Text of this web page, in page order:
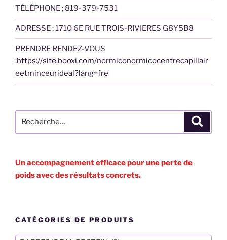
TÉLÉPHONE ; 819-379-7531
ADRESSE ; 1710 6E RUE TROIS-RIVIERES G8Y5B8
PRENDRE RENDEZ-VOUS
:https://site.booxi.com/normiconormicocentrecapillair
eetminceurideal?lang=fre
pour
Un accompagnement efficace pour une perte de
poids avec des résultats concrets.
CATÉGORIES DE PRODUITS